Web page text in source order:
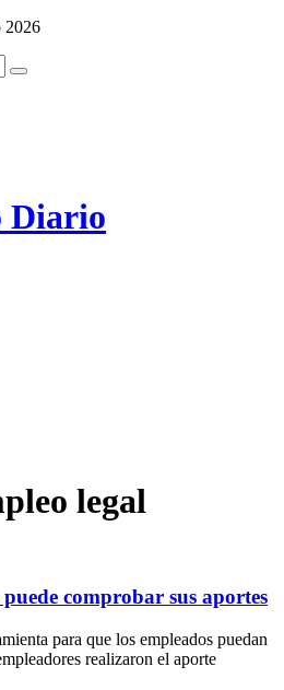
2026
Diario
legal
comprobar sus aportes
para que los empleados puedan
realizaron el aporte